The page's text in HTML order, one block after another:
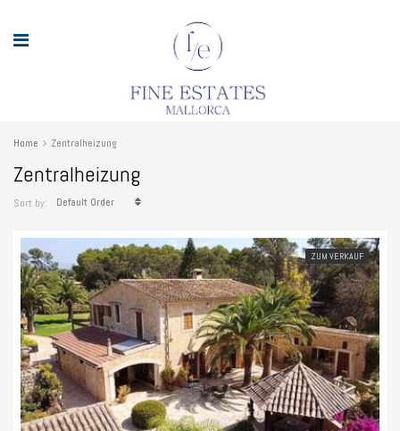
Home Zentralheizung
Zentralheizung
Sort by: Default Order
ZUM VERKAUF